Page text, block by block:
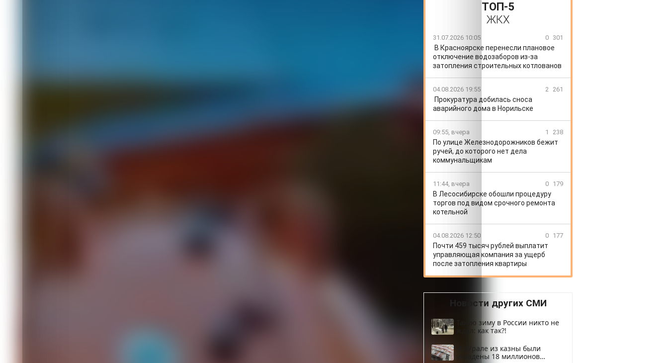
ТОП-5
ЖКХ
31.07.2026 10:05 0 301
В Красноярске перенесли плановое
отключение водозаборов из-за
затопления строительных котлованов
04.08.2026 19:55 2 261
Прокуратура добилась сноса
аварийного дома в Норильске
09:55, вчера 1 238
По улице Железнодорожников бежит
ручей, до которого нет дела
коммунальщикам
11:44, вчера 0 179
В Лесосибирске обошли процедуру
торгов под видом срочного ремонта
котельной
04.08.2026 12:50 0 177
Почти 459 тысяч рублей выплатит
управляющая компания за ущерб
после затопления квартиры
Новости других СМИ
Такую зиму в России никто не
ждал: как так?!
На Урале из казны были
украдены 18 миллионов